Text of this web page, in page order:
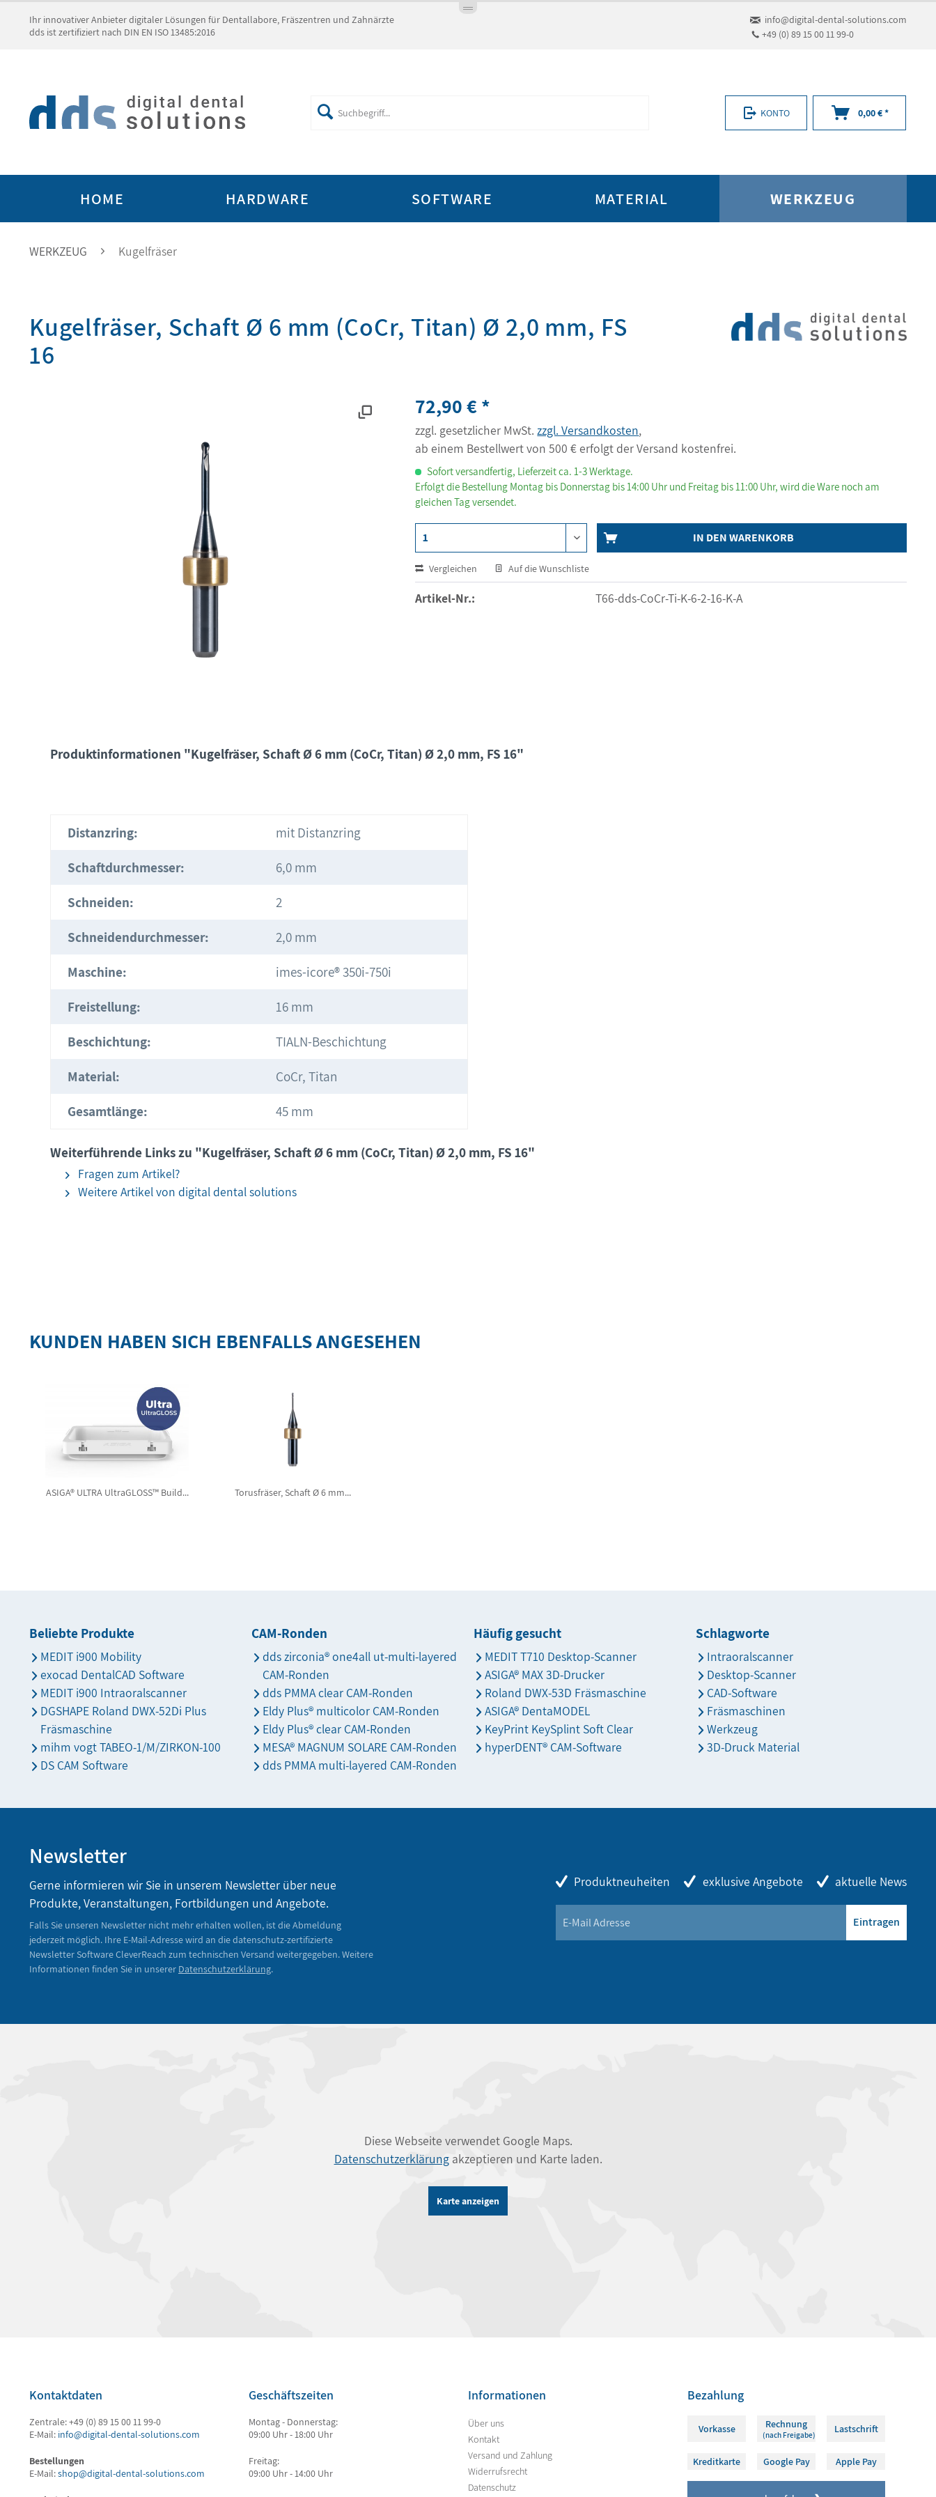
Ihr innovativer Anbieter digitaler Lösungen für Dentallabore, Fräszentren und Zahnärzte
dds ist zertifiziert nach DIN EN ISO 13485:2016
info@digital-dental-solutions.com
+49 (0) 89 15 00 11 99-0
KONTO 0,00 € *
HOME HARDWARE SOFTWARE MATERIAL WERKZEUG
WERKZEUG Kugelfräser
Kugelfräser, Schaft Ø 6 mm (CoCr, Titan) Ø 2,0 mm, FS
16
72,90 € *
zzgl. gesetzlicher MwSt.zzgl. Versandkosten,
ab einem Bestellwert von 500 € erfolgt der Versand kostenfrei.
Sofort versandfertig, Lieferzeit ca. 1-3 Werktage.
Erfolgt die Bestellung Montag bis Donnerstag bis 14:00 Uhr und Freitag bis 11:00 Uhr, wird die Ware noch am
gleichen Tag versendet.
IN DEN WARENKORB
Vergleichen Auf die Wunschliste
Artikel-Nr.: T66-dds-CoCr-Ti-K-6-2-16-K-A
Produktinformationen "Kugelfräser, Schaft Ø 6 mm (CoCr, Titan) Ø 2,0 mm, FS 16"
Distanzring:
mit Distanzring
Schaftdurchmesser:
6,0 mm
Schneiden:
2
Schneidendurchmesser:
2,0 mm
Maschine:
imes-icore® 350i-750i
Freistellung:
16 mm
Beschichtung:
TIALN-Beschichtung
Material:
CoCr, Titan
Gesamtlänge:
45 mm
Weiterführende Links zu "Kugelfräser, Schaft Ø 6 mm (CoCr, Titan) Ø 2,0 mm, FS 16"
Fragen zum Artikel?
Weitere Artikel von digital dental solutions
KUNDEN HABEN SICH EBENFALLS ANGESEHEN
ASIGA® ULTRA UltraGLOSS™ Build... Torusfräser, Schaft Ø 6 mm...
Beliebte Produkte
MEDIT i900 Mobility
exocad DentalCAD Software
MEDIT i900 Intraoralscanner
DGSHAPE Roland DWX-52Di Plus
Fräsmaschine
mihm vogt TABEO-1/M/ZIRKON-100
DS CAM Software
CAM-Ronden
dds zirconia® one4all ut-multi-layered
CAM-Ronden
dds PMMA clear CAM-Ronden
Eldy Plus® multicolor CAM-Ronden
Eldy Plus® clear CAM-Ronden
MESA® MAGNUM SOLARE CAM-Ronden
dds PMMA multi-layered CAM-Ronden
Häufig gesucht
MEDIT T710 Desktop-Scanner
ASIGA® MAX 3D-Drucker
Roland DWX-53D Fräsmaschine
ASIGA® DentaMODEL
KeyPrint KeySplint Soft Clear
hyperDENT® CAM-Software
Schlagworte
Intraoralscanner
Desktop-Scanner
CAD-Software
Fräsmaschinen
Werkzeug
3D-Druck Material
Newsletter
Gerne informieren wir Sie in unserem Newsletter über neue
Produkte, Veranstaltungen, Fortbildungen und Angebote.
Falls Sie unseren Newsletter nicht mehr erhalten wollen, ist die Abmeldung
jederzeit möglich. Ihre E-Mail-Adresse wird an die datenschutz-zertifizierte
Newsletter Software CleverReach zum technischen Versand weitergegeben. Weitere
Informationen finden Sie in unserer Datenschutzerklärung.
Produktneuheiten exklusive Angebote aktuelle News
Eintragen
Diese Webseite verwendet Google Maps.
Datenschutzerklärungakzeptieren und Karte laden.
Karte anzeigen
Kontaktdaten
Zentrale: +49 (0) 89 15 00 11 99-0
E-Mail: info@digital-dental-solutions.com
Bestellungen
E-Mail:shop@digital-dental-solutions.com
Geschäftszeiten
Montag - Donnerstag:
09:00 Uhr - 18:00 Uhr
Freitag:
09:00 Uhr - 14:00 Uhr
Informationen
Über uns
Kontakt
Versand und Zahlung
Widerrufsrecht
Datenschutz
Bezahlung
Vorkasse Rechnung
(nach Freigabe) Lastschrift
Kreditkarte Google Pay Apple Pay